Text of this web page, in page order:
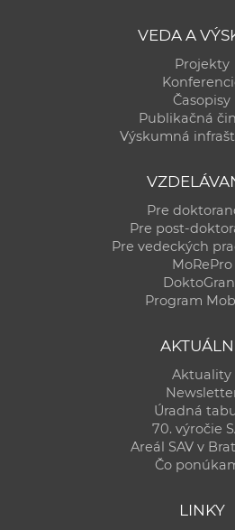
VEDA A
Projekty
Časopisy
Publikačná
Výskumná
Pre
Pre post-
Pre vedeckých
MoRePro
Program
Aktuality
Úradná
70. výročie
Areál SAV v
Čo
LINKY